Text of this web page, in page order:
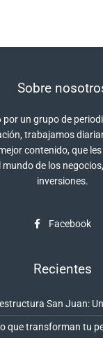
Sobre
por un grupo de
trabajamos
contenido, que
de los
inversiones.
Facebook
Recientes
San Juan:
que transforman tu